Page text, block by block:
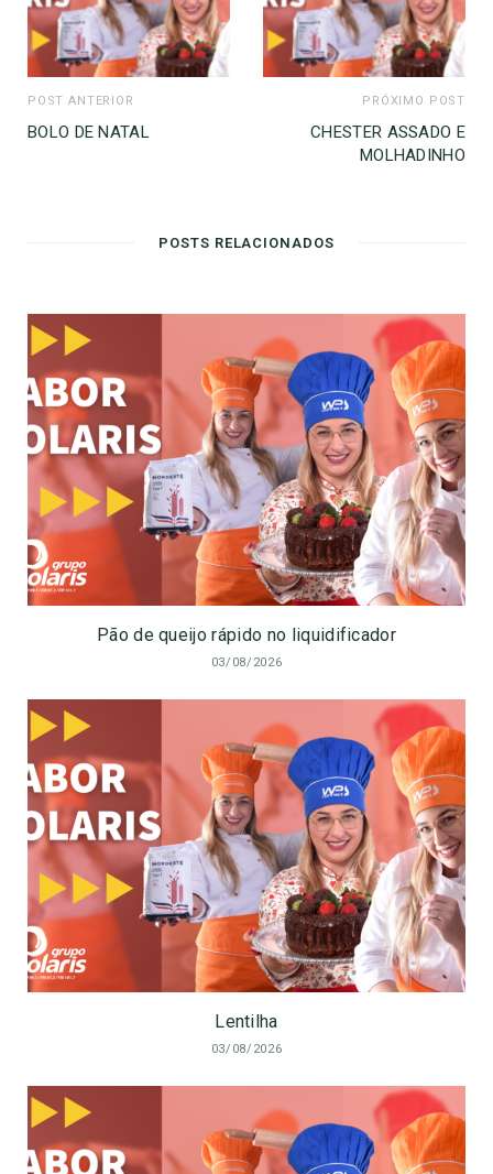
POST ANTERIOR
BOLO DE NATAL
PRÓXIMO POST
CHESTER ASSADO E
MOLHADINHO
POSTS RELACIONADOS
Pão de queijo rápido no liquidificador
03/08/2026
Lentilha
03/08/2026